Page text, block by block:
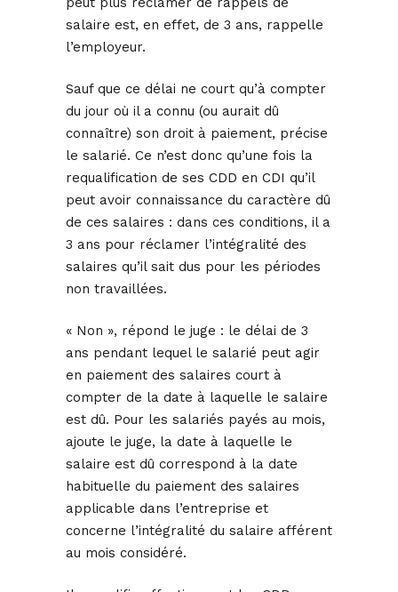
salaire est, en effet, de 3 ans, rappelle
l’employeur.
Sauf que ce délai ne court qu’à compter
du jour où il a connu (ou aurait dû
connaître) son droit à paiement, précise
le salarié. Ce n’est donc qu’une fois la
requalification de ses CDD en CDI qu’il
peut avoir connaissance du caractère dû
de ces salaires : dans ces conditions, il a
3 ans pour réclamer l’intégralité des
salaires qu’il sait dus pour les périodes
non travaillées.
« Non », répond le juge : le délai de 3
ans pendant lequel le salarié peut agir
en paiement des salaires court à
compter de la date à laquelle le salaire
est dû. Pour les salariés payés au mois,
ajoute le juge, la date à laquelle le
salaire est dû correspond à la date
habituelle du paiement des salaires
applicable dans l’entreprise et
concerne l’intégralité du salaire afférent
au mois considéré.